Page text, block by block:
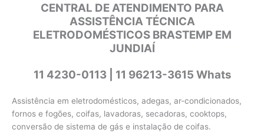
CENTRAL DE ATENDIMENTO PARA
ASSISTÊNCIA TÉCNICA
ELETRODOMÉSTICOS BRASTEMP EM
JUNDIAÍ
11 4230-0113 | 11 96213-3615 Whats
Assistência em eletrodomésticos, adegas, ar-condicionados,
fornos e fogões, coifas, lavadoras, secadoras, cooktops,
conversão de sistema de gás e instalação de coifas.